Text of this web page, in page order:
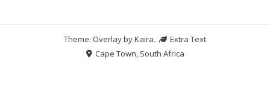
Theme: Overlay byKaira.
Extra Text
Cape Town, South Africa